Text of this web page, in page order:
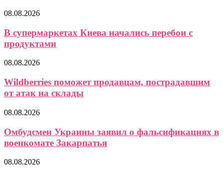
08.08.2026
В супермаркетах Киева начались перебои с
продуктами
08.08.2026
Wildberries поможет продавцам, пострадавшим
от атак на склады
08.08.2026
Омбудсмен Украины заявил о фальсификациях в
военкомате Закарпатья
08.08.2026